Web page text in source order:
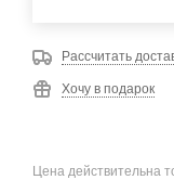
Рассчитать
Хочу в подарок
Цена действительна